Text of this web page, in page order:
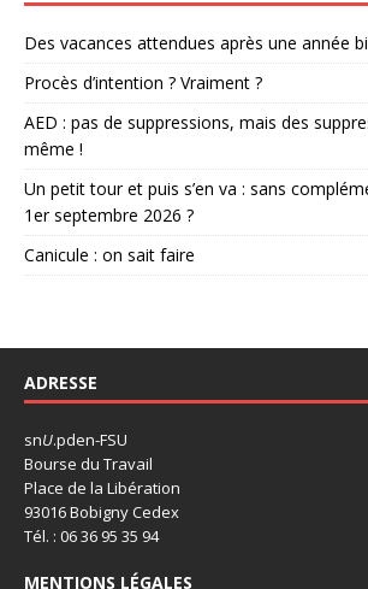
Des vacances attendues après une année
Procès d’intention ? Vraiment ?
AED : pas de suppressions, mais des
même !
Un petit tour et puis s’en va : sans
1er septembre 2026 ?
Canicule : on sait faire
ADRESSE
snU.pden-FSU
Bourse du Travail
Place de la Libération
93016 Bobigny Cedex
Tél. : 06 36 95 35 94
MENTIONS LÉGALES